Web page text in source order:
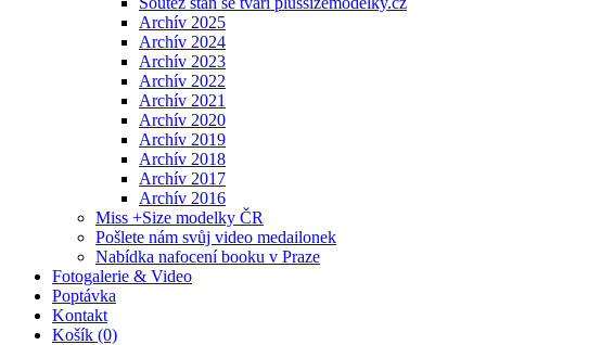
Archív 2025
Archív 2024
Archív 2023
Archív 2022
Archív 2021
Archív 2020
Archív 2019
Archív 2018
Archív 2017
Archív 2016
Miss +Size modelky ČR
Pošlete nám svůj video medailonek
Nabídka nafocení booku v Praze
Fotogalerie & Video
Poptávka
Kontakt
Košík (0)